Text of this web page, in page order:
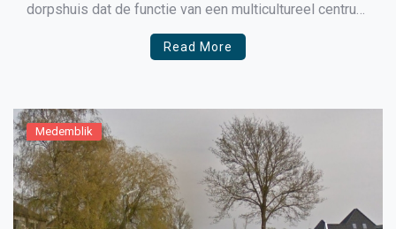
dorpshuis dat de functie van een multicultureel centrum
zou gaan krijgen waar school, horeca, de huisarts en de
vele verenigingen een plekje zouden gaan krijgen. Maar
Read More
Medemblik